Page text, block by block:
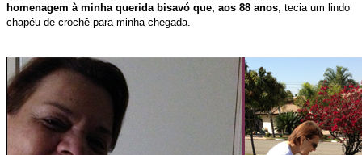
homenagem à minha querida bisavó que, aos 88 anos , tecia um lindo
chapéu de crochê para minha chegada.